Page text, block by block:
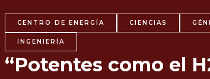
CENTRO DE ENERGÍA CIENCIAS
INGENIERÍA
“Potentes como el